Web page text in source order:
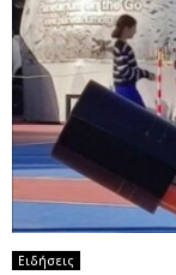
Ειδήσεις